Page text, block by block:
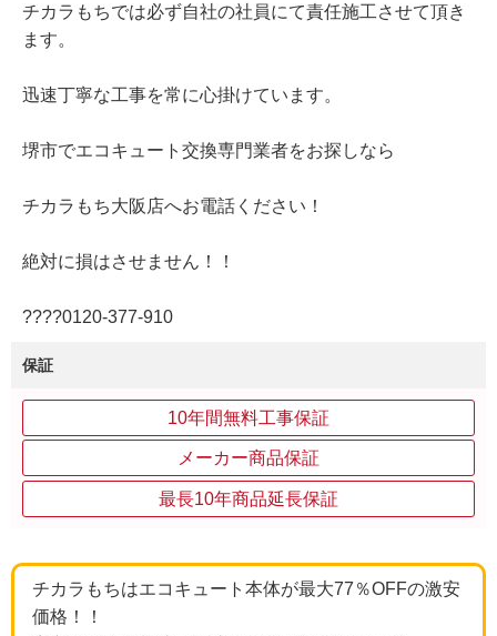
チカラもちでは必ず自社の社員にて責任施工させて頂き
ます。
迅速丁寧な工事を常に心掛けています。
堺市でエコキュート交換専門業者をお探しなら
チカラもち大阪店へお電話ください！
絶対に損はさせません！！
????0120‐377‐910
保証
10年間無料工事保証
メーカー商品保証
最長10年商品延長保証
チカラもちはエコキュート本体が最大77％OFFの激安
価格！！